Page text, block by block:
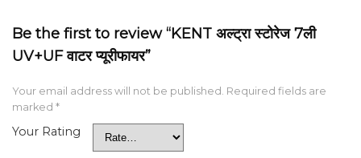
Be the first to review “KENT अल्ट्रा स्टोरेज 7ली
UV+UF वाटर प्यूरीफायर”
Your email address will not be published. Required fields are
marked *
Your Rating